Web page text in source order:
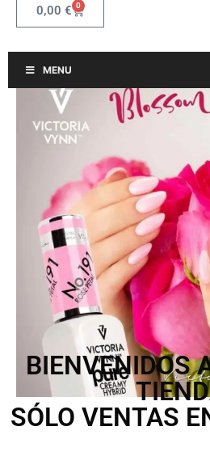
0,00 € 0
MENU
BIENVENIDOS
SÓLO VENTAS